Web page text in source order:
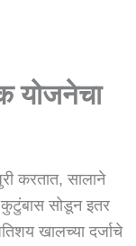
योजनेचा
करतात, सालाने
कुटुंबास सोडून इतर
खालच्या दर्जाचे